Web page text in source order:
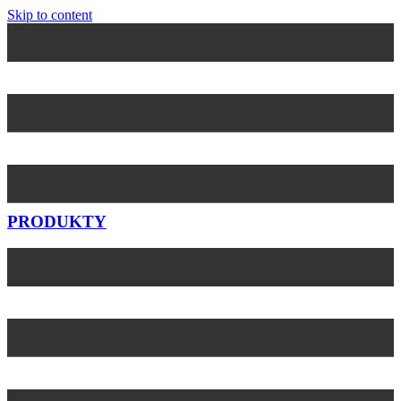
Skip to content
PRODUKTY